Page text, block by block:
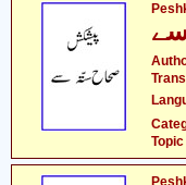
Topic